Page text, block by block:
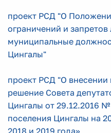
проект РСД "О
ограничений и
муниципальные
Цингалы"
проект РСД "О
решение Совета
Цингалы от 29.12.2016
поселения Цингалы на
2018 и 2019 года»